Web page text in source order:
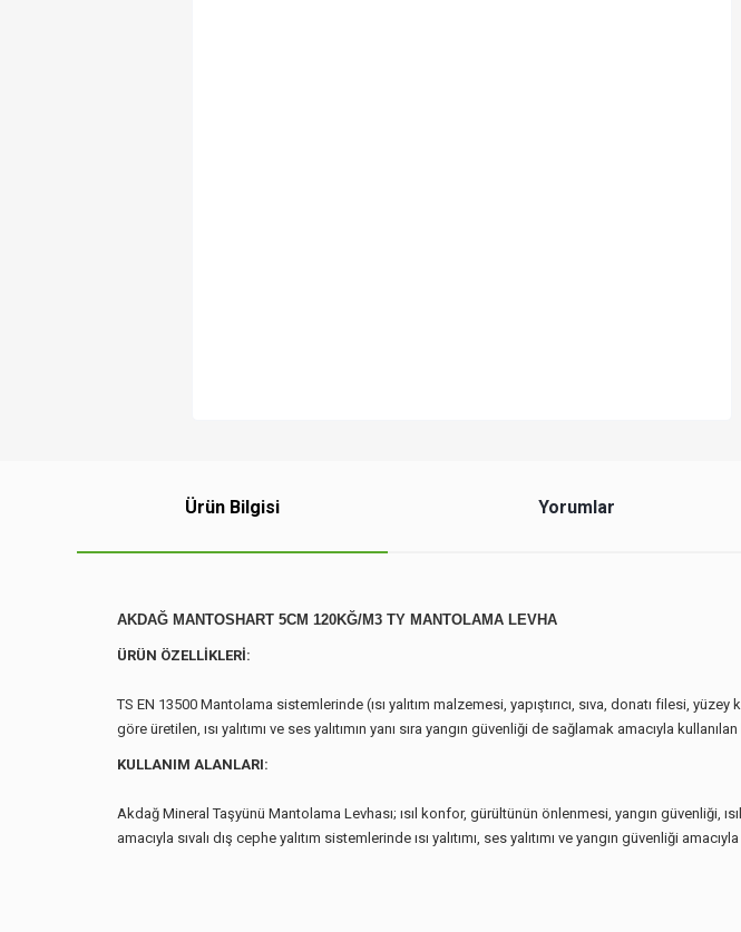
Ürün Bilgisi Yorumlar
AKDAĞ MANTOSHART 5CM 120KĞ/M3 TY MANTOLAMA LEVHA
ÜRÜN ÖZELLİKLERİ:
TS EN 13500 Mantolama sistemlerinde (ısı yalıtım malzemesi, yapıştırıcı, sıva, donatı filesi,
göre üretilen, ısı yalıtımı ve ses yalıtımın yanı sıra yangın güvenliği de sağlamak amacıyla
KULLANIM ALANLARI:
Akdağ Mineral Taşyünü Mantolama Levhası; ısıl konfor, gürültünün önlenmesi, yangın güvenliği,
amacıyla sıvalı dış cephe yalıtım sistemlerinde ısı yalıtımı, ses yalıtımı ve yangın güvenliği